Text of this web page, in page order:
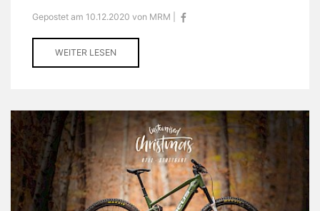
Gepostet am 10.12.2020 von MRM |
WEITER LESEN